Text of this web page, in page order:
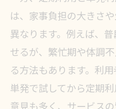
ック
スポット家事
内容を比較
家事代行単発
賢く選ぶ
家事代行単発
は、家事負担の大きさ
異なります。例えば、
せるが、繁忙期や体調
る方法もあります。利
単発で試してから定期